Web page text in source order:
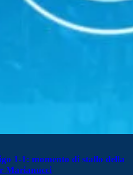
1-1: momento di stallo della
Marianucci